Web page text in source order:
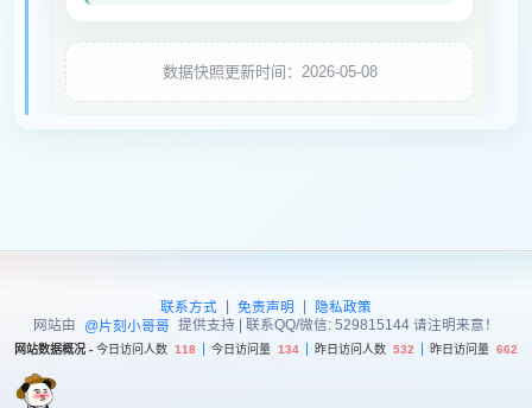
数据快照更新时间：2026-05-08
联系方式 | 免责声明 |
隐私政策
网站由
@片刻小哥哥 提供支持 | 联系QQ/微信: 529815144 请注明来意！
网站数据概况 - 今日访问人数 118 今日访问量 134 昨日访问人数 532 昨日访问量 662